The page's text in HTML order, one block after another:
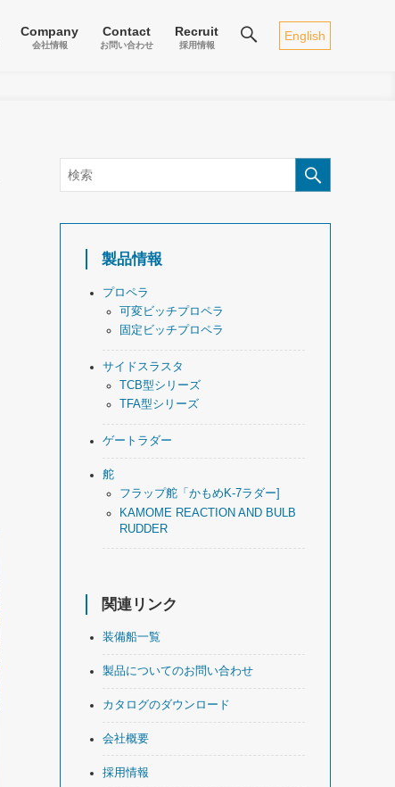
Company
会社情報
Contact
お問い合わせ
Recruit
採用情報
English
製品情報
プロペラ
可変ビッチプロペラ
固定ビッチプロペラ
サイドスラスタ
TCB型シリーズ
TFA型シリーズ
ゲートラダー
舵
フラップ舵「かもめK-7ラダー]
KAMOME REACTION AND BULB
RUDDER
関連リンク
装備船一覧
製品についてのお問い合わせ
カタログのダウンロード
会社概要
採用情報